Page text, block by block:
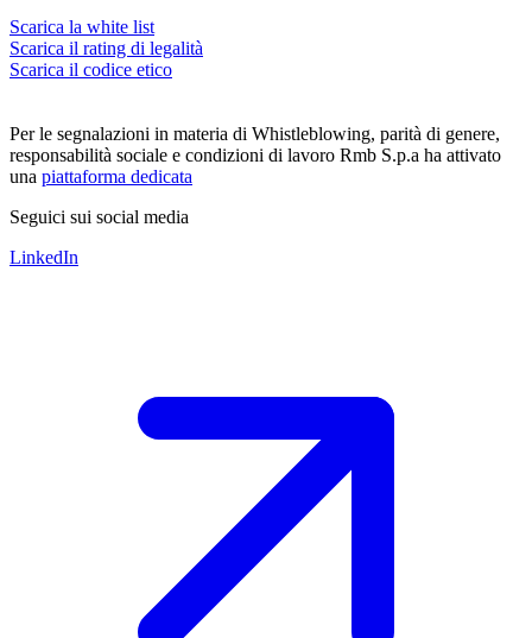
Scarica la white list
Scarica il rating di legalità
Scarica il codice etico
Per le segnalazioni in materia di Whistleblowing, parità di genere,
responsabilità sociale e condizioni di lavoro Rmb S.p.a ha attivato
una piattaforma dedicata
Seguici sui social media
LinkedIn